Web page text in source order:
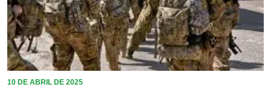
10 DE ABRIL DE 2025